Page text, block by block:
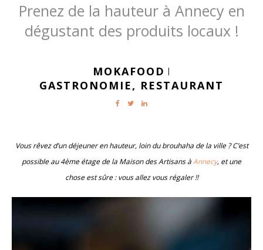
Prenez de la hauteur à Annecy en
dégustant des produits locaux !
MOKAFOOD |
GASTRONOMIE, RESTAURANT
Vous rêvez d’un déjeuner en hauteur, loin du brouhaha de la ville ? C’est
possible au 4ème étage de la Maison des Artisans àAnnecy, et une
chose est sûre : vous allez vous régaler !!